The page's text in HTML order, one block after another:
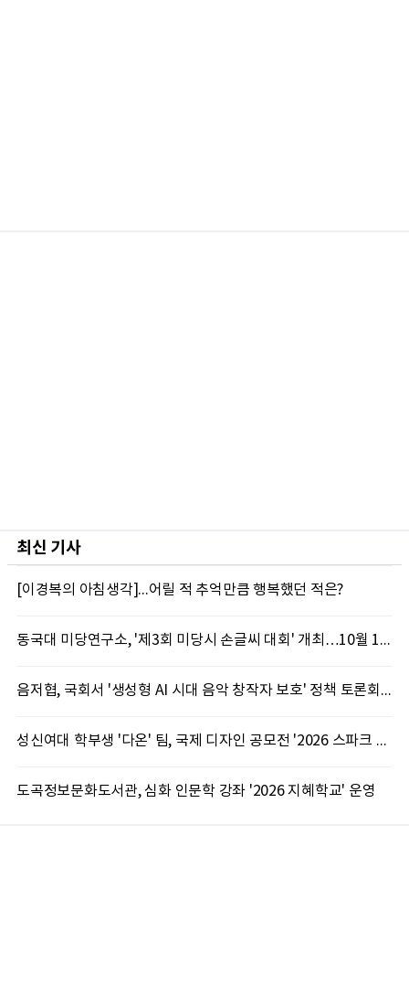
최신 기사
[이경복의 아침생각]...어릴 적 추억만큼 행복했던 적은?
동국대 미당연구소, '제3회 미당시 손글씨 대회' 개최…10월 12일까지 접수
음저협, 국회서 '생성형 AI 시대 음악 창작자 보호' 정책 토론회 10일 개최
성신여대 학부생 '다온' 팀, 국제 디자인 공모전 '2026 스파크 어워드' 동상 수상
도곡정보문화도서관, 심화 인문학 강좌 '2026 지혜학교' 운영